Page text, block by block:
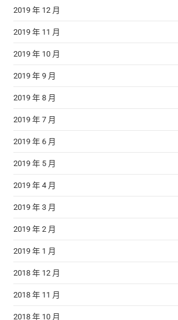
2019 年 12 月
2019 年 11 月
2019 年 10 月
2019 年 9 月
2019 年 8 月
2019 年 7 月
2019 年 6 月
2019 年 5 月
2019 年 4 月
2019 年 3 月
2019 年 2 月
2019 年 1 月
2018 年 12 月
2018 年 11 月
2018 年 10 月